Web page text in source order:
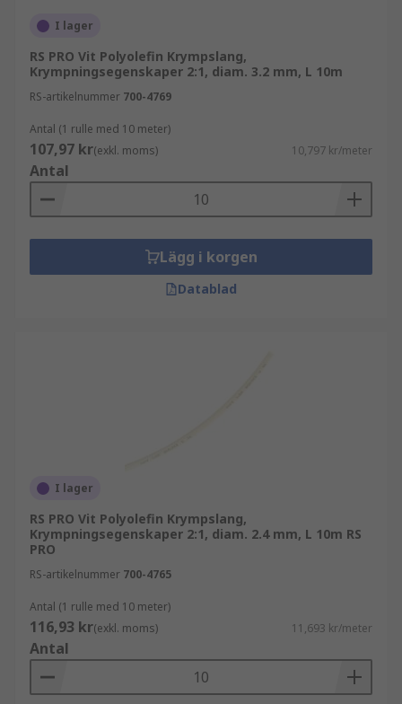
I lager
RS PRO Vit Polyolefin Krympslang,
Krympningsegenskaper 2:1, diam. 3.2 mm, L 10m
RS-artikelnummer 700-4769
Antal (1 rulle med 10 meter)
107,97 kr(exkl. moms) 10,797 kr/meter
Antal
Lägg i korgen
Datablad
I lager
RS PRO Vit Polyolefin Krympslang,
Krympningsegenskaper 2:1, diam. 2.4 mm, L 10m RS
PRO
RS-artikelnummer 700-4765
Antal (1 rulle med 10 meter)
116,93 kr(exkl. moms) 11,693 kr/meter
Antal